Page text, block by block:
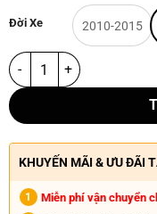
Đời Xe 2010-2015
KHUYẾN MÃI & ƯU ĐÃI
Miễn phí vận chuyển